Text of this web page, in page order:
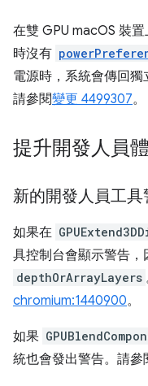
在雙 GPU macOS 裝
時沒有
電源時，系統會傳回獨
請參閱變更 4499307。
提升開發人員
新的開發人員工具
如果在
具控制台會顯示警告，
depthOrArrayLayers
chromium:1440900。
如果
統也會發出警告。請參